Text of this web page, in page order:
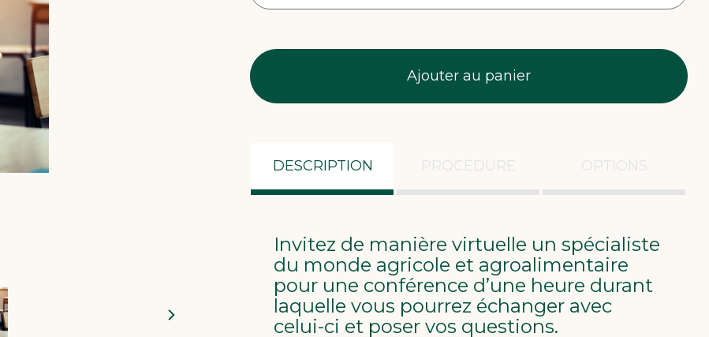
Ajouter au panier
DESCRIPTION PROCÉDURE OPTIONS
Invitez de manière virtuelle un spécialiste
du monde agricole et agroalimentaire
pour une conférence d’une heure durant
laquelle vous pourrez échanger avec
celui-ci et poser vos questions.